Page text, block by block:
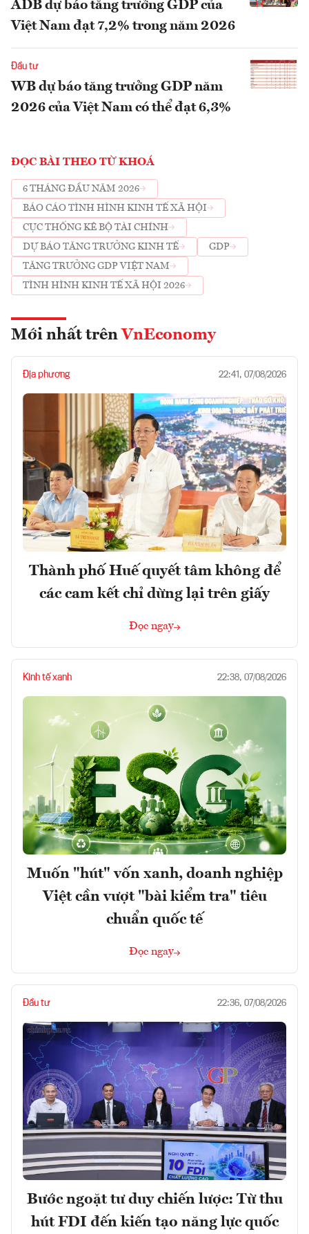
ADB dự báo tăng trưởng GDP của
Việt Nam đạt 7,2% trong năm 2026
Đầu tư
WB dự báo tăng trưởng GDP năm
2026 của Việt Nam có thể đạt 6,3%
ĐỌC BÀI THEO TỪ KHOÁ
6 THÁNG ĐẦU NĂM 2026
BÁO CÁO TÌNH HÌNH KINH TẾ XÃ HỘI
CỤC THỐNG KÊ BỘ TÀI CHÍNH
DỰ BÁO TĂNG TRƯỞNG KINH TẾ
GDP
TĂNG TRƯỞNG GDP VIỆT NAM
TÌNH HÌNH KINH TẾ XÃ HỘI 2026
Mới nhất trên VnEconomy
Địa phương 22:41, 07/08/2026
Thành phố Huế quyết tâm không để
các cam kết chỉ dừng lại trên giấy
Đọc ngay
Kinh tế xanh 22:38, 07/08/2026
Muốn "hút" vốn xanh, doanh nghiệp
Việt cần vượt "bài kiểm tra" tiêu
chuẩn quốc tế
Đọc ngay
Đầu tư 22:36, 07/08/2026
Bước ngoặt tư duy chiến lược: Từ thu
hút FDI đến kiến tạo năng lực quốc